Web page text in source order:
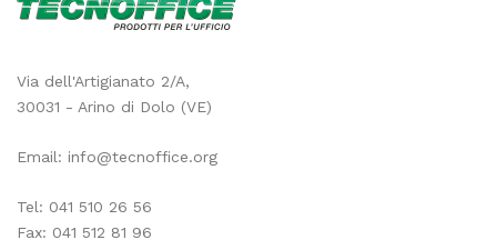
Via dell'Artigianato 2/A,
30031 - Arino di Dolo (VE)
Email: info@tecnoffice.org
Tel: 041 510 26 56
Fax: 041 512 81 96